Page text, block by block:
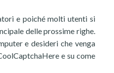
e poiché molti utenti si
delle prossime righe.
e desideri che venga
e su come